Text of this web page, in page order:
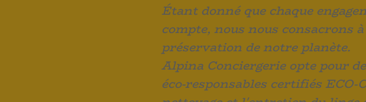
Étant donné que chaque
compte, nous nous consacrons
préservation de notre planète.
Alpina Conciergerie opte pour
éco-responsables certifiés ECO-